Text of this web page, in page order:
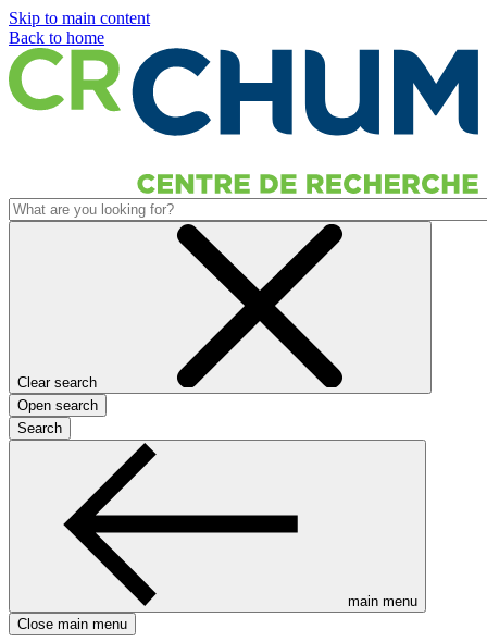
Skip to main content
Back to home
Clear search
Open search
Search
main menu
Close main menu